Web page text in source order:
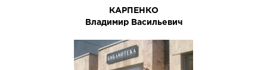
КАРПЕНКО
Владимир Васильевич